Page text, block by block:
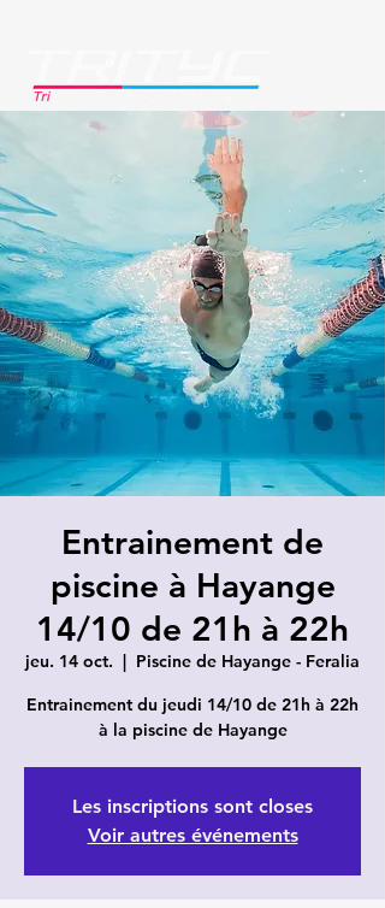
Entrainement de
piscine à Hayange
14/10 de 21h à 22h
jeu. 14 oct.
  |
Piscine de Hayange - Feralia
Entrainement du jeudi 14/10 de 21h à 22h
à la piscine de Hayange
Les inscriptions sont closes
Voir autres événements